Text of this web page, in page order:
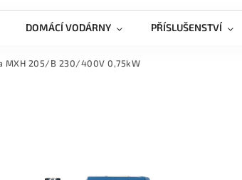
DOMÁCÍ VODÁRNY PŘÍSLUŠENSTVÍ
MXH 205/B 230/400V 0,75kW